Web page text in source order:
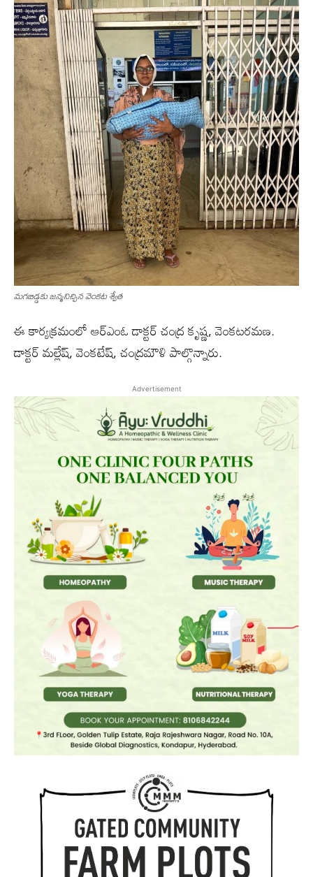
మగబిడ్డకు జన్మనిచ్చిన వెంకట శ్వేత
ఈ కార్యక్రమంలో ఆర్ఎంఓ డాక్టర్ చంద్ర కృష్ణ, వెంకటరమణ.
డాక్టర్ మల్లేష్, వెంకటేష్, చంద్రమౌళి పాల్గొన్నారు.
Advertisement